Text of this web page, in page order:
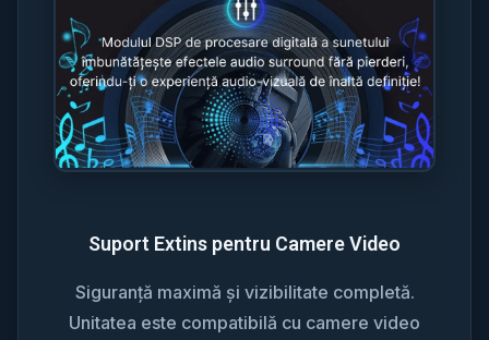
Suport Extins pentru Camere Video
Siguranță maximă și vizibilitate completă.
Unitatea este compatibilă cu camere video